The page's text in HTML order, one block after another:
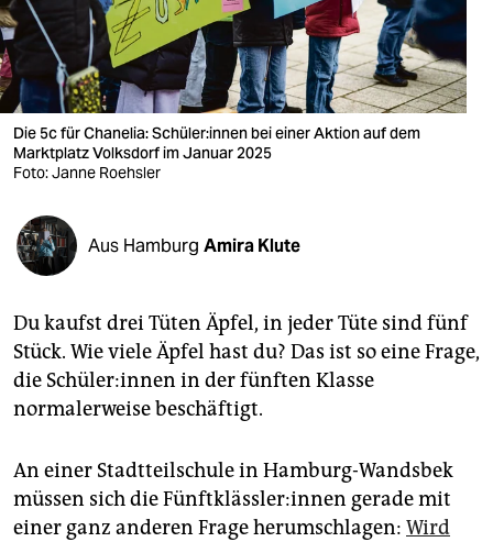
verlag
verlag
veranstaltungen
shop
unterstützen
genossenschaft
epaper login
Die 5c für Chanelia: Schü­le­r:in­nen bei einer Aktion auf dem
Marktplatz Volksdorf im Januar 2025
Foto: Janne Roehsler
Aus Hamburg Amira Klute
Du kaufst drei Tüten Äpfel, in jeder Tüte sind fünf
Stück. Wie viele Äpfel hast du? Das ist so eine Frage,
die Schü­le­r:in­nen in der fünften Klasse
normalerweise beschäftigt.
An einer Stadtteilschule in Hamburg-Wandsbek
müssen sich die Fünft­kläss­le­r:in­nen gerade mit
einer ganz anderen Frage herumschlagen: Wird